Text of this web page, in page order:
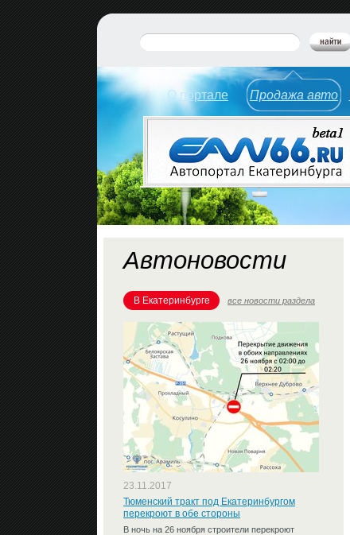
О портале Продажа авто
Автоновости
В Екатеринбурге все новости раздела
23.11.2017
Тюменский тракт под Екатеринбургом
перекроют в обе стороны
В ночь на 26 ноября строители перекроют